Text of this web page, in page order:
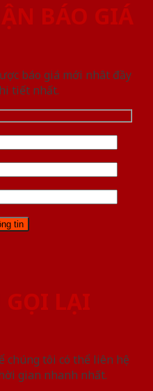
BÁO GIÁ
báo giá mới nhât đầy
tiết nhất.
GỌI LẠI
chúng tôi có thể liên hệ
gian nhanh nhất.